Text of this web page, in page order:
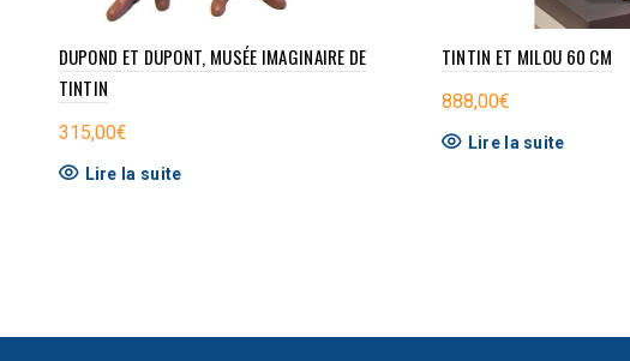
DUPOND ET DUPONT, MUSÉE IMAGINAIRE DE
TINTIN
315,00€
Lire la suite
TINTIN ET MILOU 60 CM
888,00€
Lire la suite